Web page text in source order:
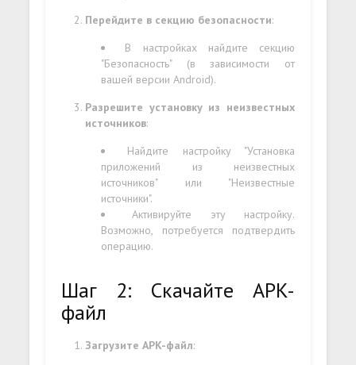
Перейдите в секцию безопасности:
В настройках найдите секцию
"Безопасность" (в зависимости от
вашей версии Android).
Разрешите установку из неизвестных
источников:
Найдите настройку "Установка
приложений из неизвестных
источников" или "Неизвестные
источники".
Активируйте эту настройку.
Возможно, потребуется подтвердить
операцию.
Шаг 2: Скачайте APK-
файл
Загрузите APK-файл: